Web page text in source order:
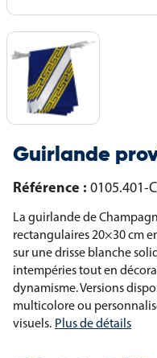
Guirlande
Référence : 0105.401-
La guirlande de
rectangulaires 20×30 cm
sur une drisse blanche
intempéries tout en
dynamisme. Versions
multicolore ou
visuels. Plus de détails